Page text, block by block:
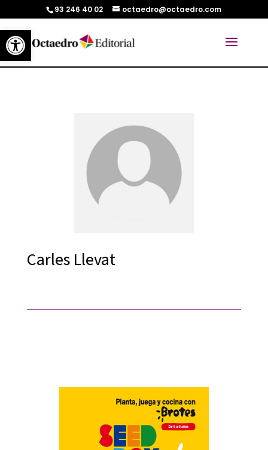
Abrir barra de herramientas
93 246 40 02 octaedro@octaedro.com
Carles Llevat